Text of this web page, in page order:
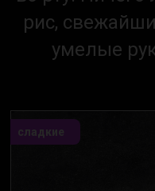
рис,
умелые
сладкие